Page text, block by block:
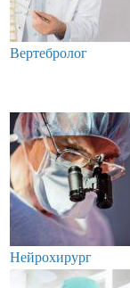
Вертебролог
Нейрохирург